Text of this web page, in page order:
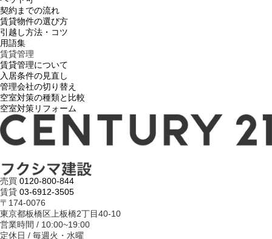
契約までの流れ
賃貸物件の選び方
引越し方法・コツ
用語集
賃貸管理
賃貸管理について
入居条件の見直し
管理会社の切り替え
空室対策の種類と比較
空室対策リフォーム
売買 0120-800-844
賃貸 03-6912-3505
〒174-0076
東京都板橋区上板橋2丁目40-10
営業時間 / 10:00~19:00
定休日 / 毎週火・水曜